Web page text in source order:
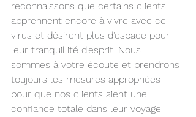
reconnaissons que certains clients
apprennent encore à vivre avec ce
virus et désirent plus d'espace pour
leur tranquillité d'esprit. Nous
sommes à votre écoute et prendrons
toujours les mesures appropriées
pour que nos clients aient une
confiance totale dans leur voyage